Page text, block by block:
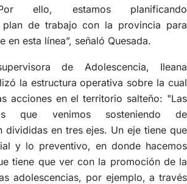
ello, estamos planificando
plan de trabajo con la provincia para
en esta línea”, señaló Quesada.
de Adolescencia, Ileana
la estructura operativa sobre la cual
acciones en el territorio salteño: "Las
que venimos sosteniendo de
divididas en tres ejes. Un eje tiene que
y lo preventivo, en donde hacemos
tiene que ver con la promoción de la
adolescencias, por ejemplo, a través